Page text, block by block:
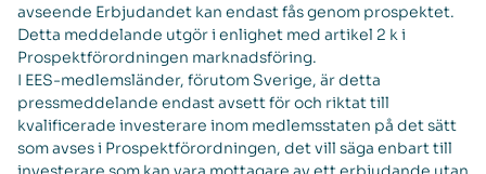
avseende Erbjudandet kan endast fås genom prospektet.
Detta meddelande utgör i enlighet med artikel 2 k i
Prospektförordningen marknadsföring.
I EES-medlemsländer, förutom Sverige, är detta
pressmeddelande endast avsett för och riktat till
kvalificerade investerare inom medlemsstaten på det sätt
som avses i Prospektförordningen, det vill säga enbart till